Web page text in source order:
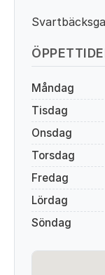
Måndag
Tisdag
Onsdag
Torsdag
Fredag
Lördag
Söndag